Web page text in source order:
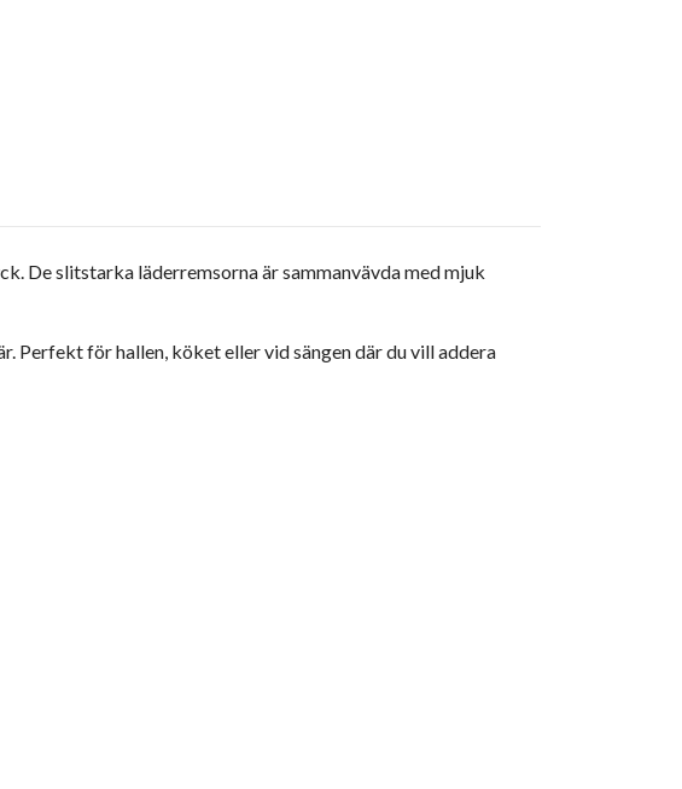
De slitstarka läderremsorna är sammanvävda med mjuk
Perfekt för hallen, köket eller vid sängen där du vill addera